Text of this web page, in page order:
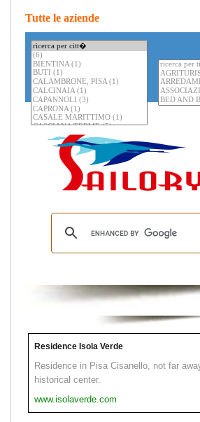
Tutte le aziende
Residence Isola Verde
Residence in Pisa Cisanello, not far
historical center.
www.isolaverde.com